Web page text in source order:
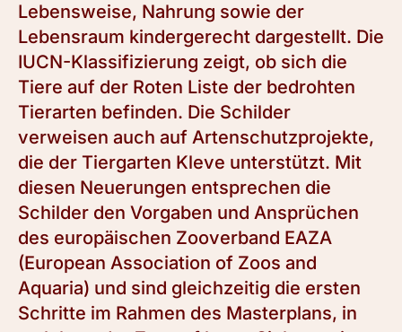
Lebensweise, Nahrung sowie der
Lebensraum kindergerecht dargestellt. Die
IUCN-Klassifizierung zeigt, ob sich die
Tiere auf der Roten Liste der bedrohten
Tierarten befinden. Die Schilder
verweisen auch auf Artenschutzprojekte,
die der Tiergarten Kleve unterstützt. Mit
diesen Neuerungen entsprechen die
Schilder den Vorgaben und Ansprüchen
des europäischen Zooverband EAZA
(European Association of Zoos and
Aquaria) und sind gleichzeitig die ersten
Schritte im Rahmen des Masterplans, in